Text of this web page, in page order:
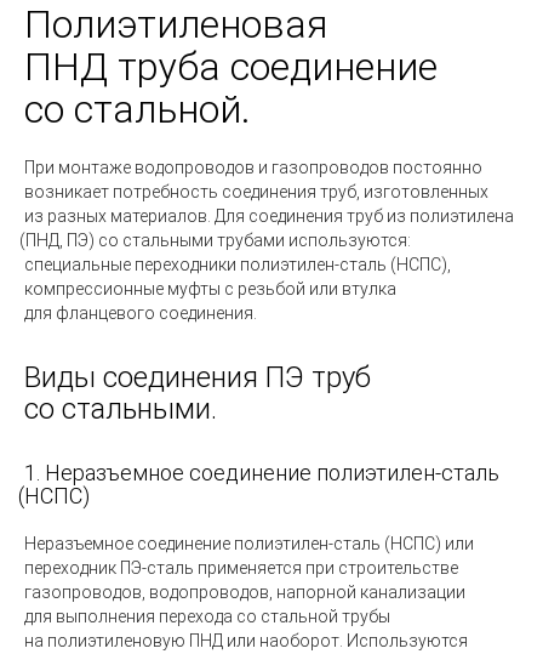
Полиэтиленовая
ПНД труба соединение
со стальной.
При монтаже водопроводов и газопроводов постоянно
возникает потребность соединения труб, изготовленных
из разных материалов. Для соединения труб из полиэтилена
(ПНД
, ПЭ) со стальными трубами используются:
специальные переходники полиэтилен-сталь (НСПС),
компрессионные муфты с резьбой или втулка
для фланцевого соединения.
Виды соединения ПЭ труб
со стальными.
1. Неразъемное соединение полиэтилен-сталь
(НСПС)
Неразъемное соединение полиэтилен-сталь (НСПС) или
переходник ПЭ-сталь применяется при строительстве
газопроводов, водопроводов, напорной канализации
для выполнения перехода со стальной трубы
на полиэтиленовую ПНД или наоборот. Используются